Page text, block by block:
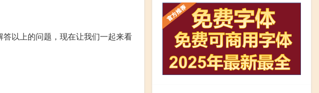
以上的问题，现在让我们一起来看